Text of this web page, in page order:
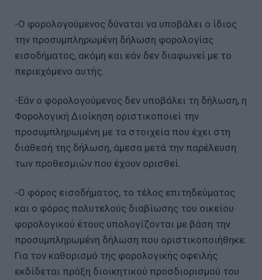
-Ο φορολογούμενος δύναται να υποβάλει ο ίδιος
την προσυμπληρωμένη δήλωση φορολογίας
εισοδήματος, ακόμη και εάν δεν διαφωνεί με το
περιεχόμενο αυτής.
-Εάν ο φορολογούμενος δεν υποβάλει τη δήλωση, η
Φορολογική Διοίκηση οριστικοποιεί την
προσυμπληρωμένη με τα στοιχεία που έχει στη
διάθεσή της δήλωση, άμεσα μετά την παρέλευση
των προθεσμιών που έχουν ορισθεί.
-Ο φόρος εισοδήματος, το τέλος επιτηδεύματος
και ο φόρος πολυτελούς διαβίωσης του οικείου
φορολογικού έτους υπολογίζονται με βάση την
προσυμπληρωμένη δήλωση που οριστικοποιήθηκε.
Για τον καθορισμό της φορολογικής οφειλής
εκδίδεται πράξη διοικητικού προσδιορισμού του